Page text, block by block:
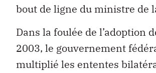
bout de ligne du ministre de
Dans la foulée de l’adoption
2003, le gouvernement
multiplié les ententes